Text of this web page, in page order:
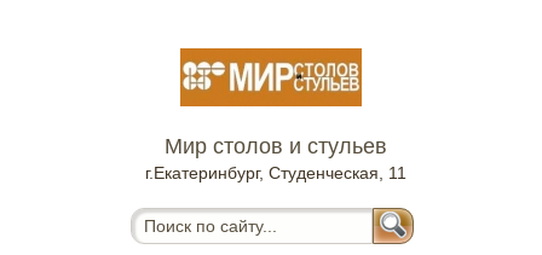
Мир столов и стульев
г.Екатеринбург, Студенческая, 11